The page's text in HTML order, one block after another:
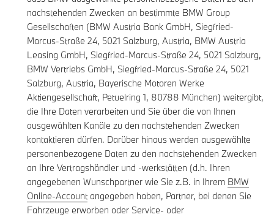
nachstehenden Zwecken an bestimmte BMW Group
Gesellschaften (BMW Austria Bank GmbH, Siegfried-
Marcus-Straße 24, 5021 Salzburg, Austria, BMW Austria
Leasing GmbH, Siegfried-Marcus-Straße 24, 5021 Salzburg,
BMW Vertriebs GmbH, Siegfried-Marcus-Straße 24, 5021
Salzburg, Austria, Bayerische Motoren Werke
Aktiengesellschaft, Petuelring 1, 80788 München) weitergibt,
die Ihre Daten verarbeiten und Sie über die von Ihnen
ausgewählten Kanäle zu den nachstehenden Zwecken
kontaktieren dürfen. Darüber hinaus werden ausgewählte
personenbezogene Daten zu den nachstehenden Zwecken
an Ihre Vertragshändler und -werkstätten (d.h. Ihren
angegebenen Wunschpartner wie Sie z.B. in Ihrem BMW
Online-Accountangegeben haben, Partner, bei denen Sie
Fahrzeuge erworben oder Service- oder